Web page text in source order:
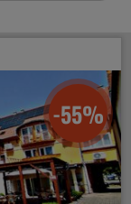
-55%